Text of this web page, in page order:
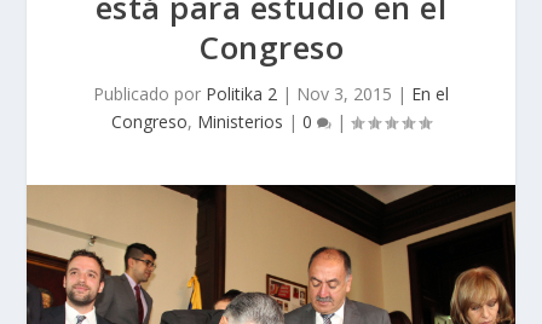
Congreso
Publicado por Politika 2 | Nov 3, 2015 | En el
Congreso, Ministerios | 0 |